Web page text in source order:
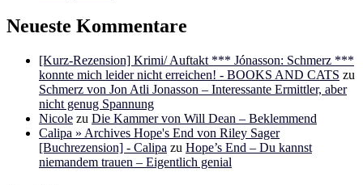
Neueste Kommentare
[Kurz-Rezension] Krimi/ Auftakt *** Jónasson: Schmerz ***
konnte mich leider nicht erreichen! - BOOKS AND CATS zu
Schmerz von Jon Atli Jonasson – Interessante Ermittler, aber
nicht genug Spannung
Nicole zu Die Kammer von Will Dean – Beklemmend
Calipa » Archives Hope's End von Riley Sager
[Buchrezension] - Calipa zu Hope’s End – Du kannst
niemandem trauen – Eigentlich genial